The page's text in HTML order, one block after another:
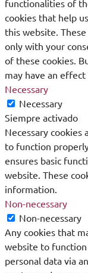
functionalities of
cookies that help
this website.
only with your
of these cookies.
may have an
Necessary
Necessary
Siempre activado
Necessary
to function
ensures basic
website. These
information.
Non-necessary
Non-necessary
Any cookies that
website to function
personal data via